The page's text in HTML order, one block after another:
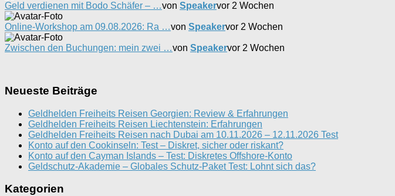
Geld verdienen mit Bodo Schäfer – …von Speakervor 2 Wochen
Online-Workshop am 09.08.2026: Ra …von Speakervor 2 Wochen
Zwischen den Buchungen: mein zwei …von Speakervor 2 Wochen
Neueste Beiträge
Geldhelden Freiheits Reisen Georgien: Review & Erfahrungen
Geldhelden Freiheits Reisen Liechtenstein: Erfahrungen
Geldhelden Freiheits Reisen nach Dubai am 10.11.2026 – 12.11.2026 Test
Konto auf den Cookinseln: Test – Diskret, sicher oder riskant?
Konto auf den Cayman Islands – Test: Diskretes Offshore-Konto
Geldschutz-Akademie – Globales Schutz-Paket Test: Lohnt sich das?
Kategorien